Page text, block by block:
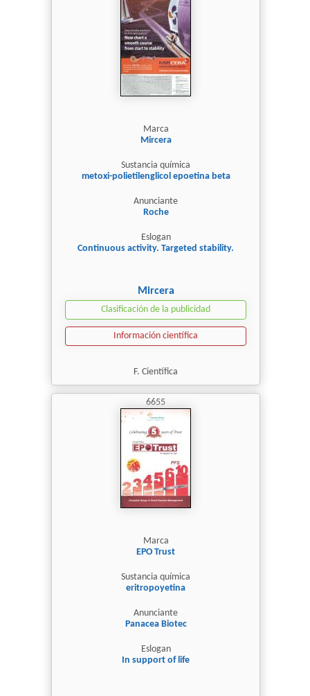
Marca
Mircera
Sustancia química
metoxi-polietilenglicol epoetina beta
Anunciante
Roche
Eslogan
Continuous activity. Targeted stability.
Mircera
Clasificación de la publicidad
Información científica
F. Científica
6655
Marca
EPO Trust
Sustancia química
eritropoyetina
Anunciante
Panacea Biotec
Eslogan
In support of life